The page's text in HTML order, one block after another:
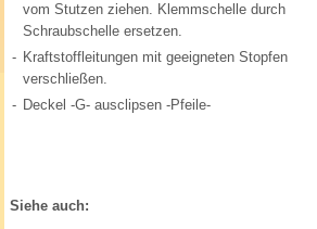
vom Stutzen ziehen. Klemmschelle durch
Schraubschelle ersetzen.
- Kraftstoffleitungen mit geeigneten Stopfen
verschließen.
- Deckel -G- ausclipsen -Pfeile-
Siehe auch: